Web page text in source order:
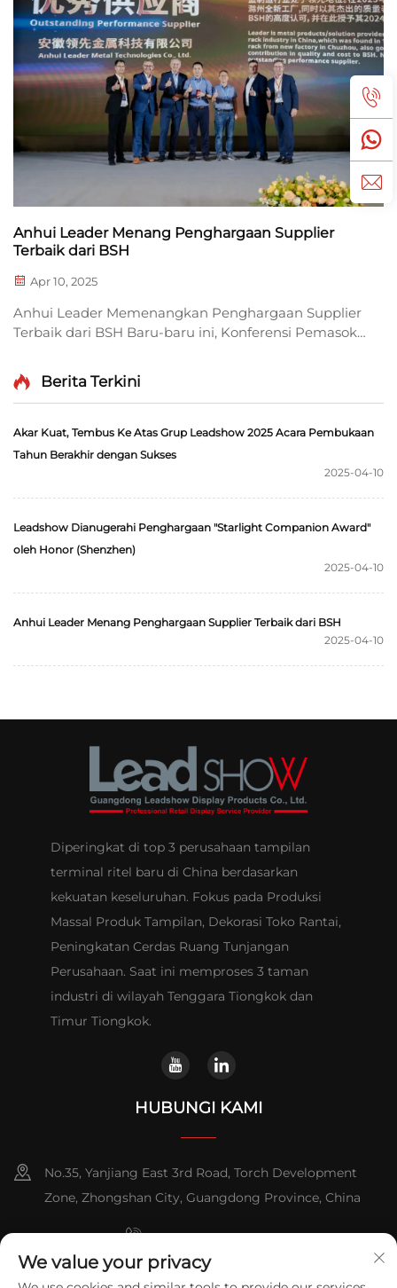
Bintang" dari Honor Shenzhen untuk tahun 2024...
Anhui Leader Menang Penghargaan Supplier
Terbaik dari BSH
Apr 10, 2025
Anhui Leader Memenangkan Penghargaan Supplier
Terbaik dari BSH Baru-baru ini, Konferensi Pemasok
Terbaik BSH 2024 diadakan secara meriah di
Nanjing. Anhui Leader Metal Technology Co., Ltd.,
Berita Terkini
Akar Kuat, Tembus Ke Atas Grup Leadshow 2025 Acara Pembukaan
Tahun Berakhir dengan Sukses
2025-04-10
Leadshow Dianugerahi Penghargaan "Starlight Companion Award"
oleh Honor (Shenzhen)
2025-04-10
Anhui Leader Menang Penghargaan Supplier Terbaik dari BSH
2025-04-10
Diperingkat di top 3 perusahaan tampilan
terminal ritel baru di China berdasarkan
kekuatan keseluruhan. Fokus pada Produksi
Massal Produk Tampilan, Dekorasi Toko Rantai,
Peningkatan Cerdas Ruang Tunjangan
Perusahaan. Saat ini memproses 3 taman
industri di wilayah Tenggara Tiongkok dan
Timur Tiongkok.
HUBUNGI KAMI
No.35, Yanjiang East 3rd Road, Torch Development
Zone, Zhongshan City, Guangdong Province, China
+86-076023631800
+86-13631181961
We value your privacy